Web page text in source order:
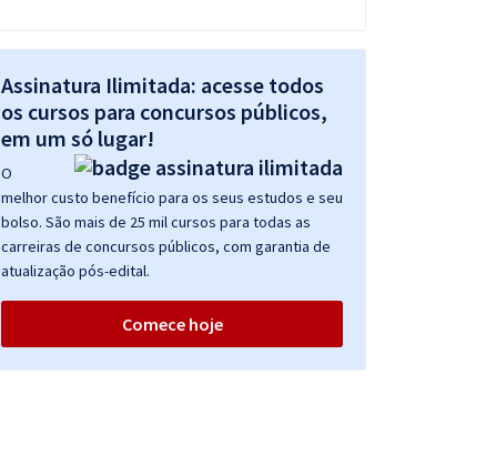
Assinatura Ilimitada: acesse todos
os cursos para concursos públicos,
em um só lugar!
O
melhor custo benefício para os seus estudos e seu
bolso. São mais de 25 mil cursos para todas as
carreiras de concursos públicos, com garantia de
atualização pós-edital.
Comece hoje